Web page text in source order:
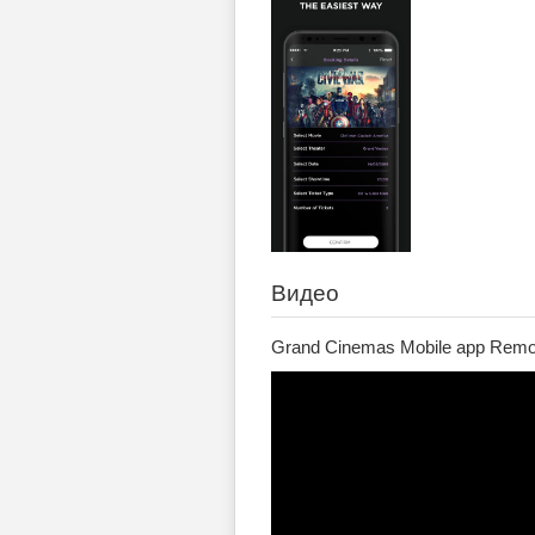
Видео
Grand Cinemas Mobile app